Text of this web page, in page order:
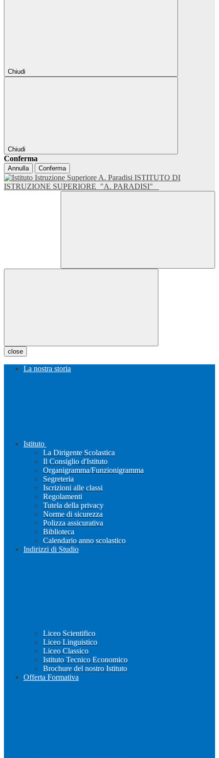
Chiudi
Chiudi
Conferma
Annulla Conferma
ISTITUTO DI
ISTRUZIONE SUPERIORE "A. PARADISI"
close
La nostra storia
Istituto
La Dirigente Scolastica
Il Consiglio d'Istituto
Organigramma/Funzionigramma
Segreteria
Iscrizioni alle classi
Regolamenti
Tutela della privacy
Norme di sicurezza
Polizza assicurativa
Biblioteca
Calendario anno scolastico
Indirizzi di Studio
Liceo Scientifico
Liceo Linguistico
Liceo Classico
Istituto Tecnico Economico
Brochure del nostro Istituto
Offerta Formativa